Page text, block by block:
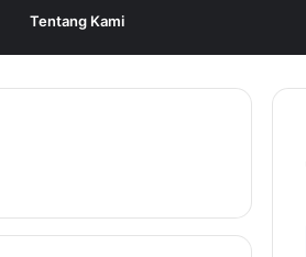
Tentang Kami